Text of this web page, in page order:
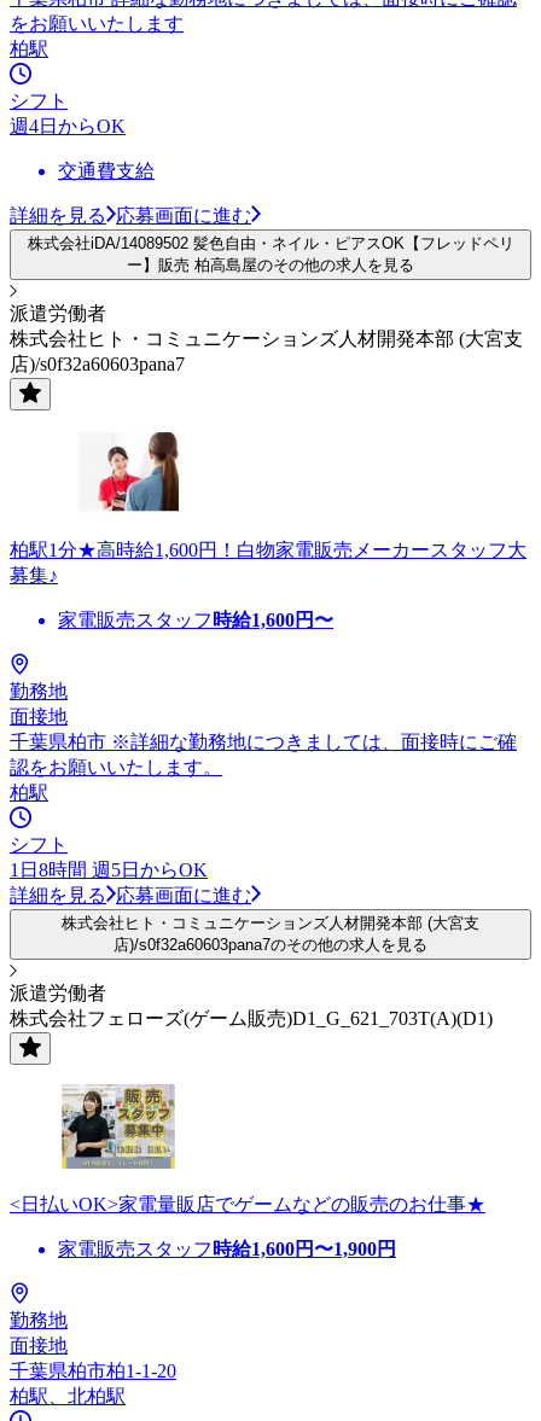
をお願いいたします
柏駅
シフト
週4日からOK
交通費支給
詳細を見る 応募画面に進む
株式会社iDA/14089502 髪色自由・ネイル・ピアスOK【フレッドペリ
ー】販売 柏高島屋のその他の求人を見る
派遣労働者
株式会社ヒト・コミュニケーションズ人材開発本部 (大宮支
店)/s0f32a60603pana7
柏駅1分★高時給1,600円！白物家電販売メーカースタッフ大
募集♪
家電販売スタッフ 時給1,600円〜
勤務地
面接地
千葉県柏市 ※詳細な勤務地につきましては、面接時にご確
認をお願いいたします。
柏駅
シフト
1日8時間 週5日からOK
詳細を見る
応募画面に進む
株式会社ヒト・コミュニケーションズ人材開発本部 (大宮支
店)/s0f32a60603pana7のその他の求人を見る
派遣労働者
株式会社フェローズ(ゲーム販売)D1_G_621_703T(A)(D1)
<日払いOK>家電量販店でゲームなどの販売のお仕事★
家電販売スタッフ 時給1,600円〜1,900円
勤務地
面接地
千葉県柏市柏1-1-20
柏駅、北柏駅